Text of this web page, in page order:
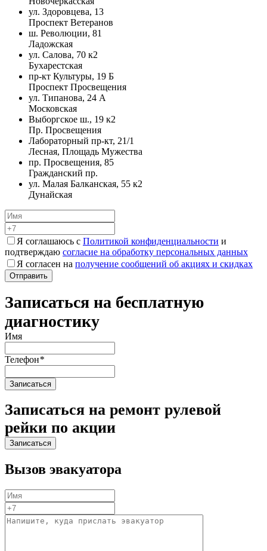
ул. Здоровцева, 13
Проспект Ветеранов
ш. Революции, 81
Ладожская
ул. Салова, 70 к2
Бухарестская
пр-кт Культуры, 19 Б
Проспект Просвещения
ул. Типанова, 24 А
Московская
Выборгское ш., 19 к2
Пр. Просвещения
Лабораторный пр-кт, 21/1
Лесная, Площадь Мужества
пр. Просвещения, 85
Гражданский пр.
ул. Малая Балканская, 55 к2
Дунайская
Я соглашаюсь с Политикой конфиденциальности и
подтверждаю согласие на обработку персональных данных
Я согласен на получение сообщений об акциях и скидках
Записаться на бесплатную
диагностику
Имя
Телефон*
Записаться на ремонт рулевой
рейки по акции
Вызов эвакуатора